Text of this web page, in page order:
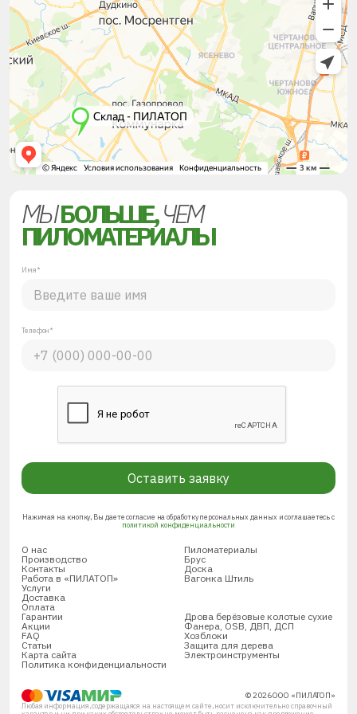
МЫБОЛЬШЕ,ЧЕМ
ПИЛОМАТЕРИАЛЫ
Имя*
Телефон*
Оставить заявку
Нажимая на кнопку, Вы даете согласие на обработку персональных данных и соглашаетесь с
политикой конфиденциальности
О нас
Производство
Контакты
Работа в «ПИЛАТОП»
Услуги
Доставка
Оплата
Гарантии
Акции
FAQ
Статьи
Карта сайта
Политика конфиденциальности
Пиломатериалы
Брус
Доска
Вагонка Штиль
Дрова берёзовые колотые сухие
Фанера, OSB, ДВП, ДСП
Хозблоки
Защита для дерева
Электроинструменты
© 2026 ООО «ПИЛАТОП»
Любая информация, содержащаяся на настоящем сайте, носит исключительно справочный